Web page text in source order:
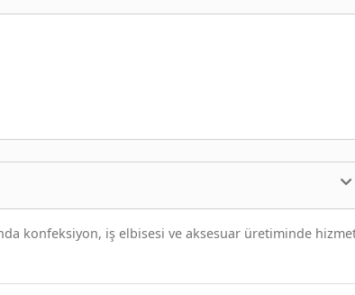
konfeksiyon, iş elbisesi ve aksesuar üretiminde